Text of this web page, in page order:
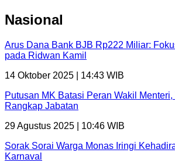
Nasional
Arus Dana Bank BJB Rp222 Miliar:
pada Ridwan Kamil
14 Oktober 2025 | 14:43 WIB
Putusan MK Batasi Peran Wakil
Rangkap Jabatan
29 Agustus 2025 | 10:46 WIB
Sorak Sorai Warga Monas Iringi
Karnaval